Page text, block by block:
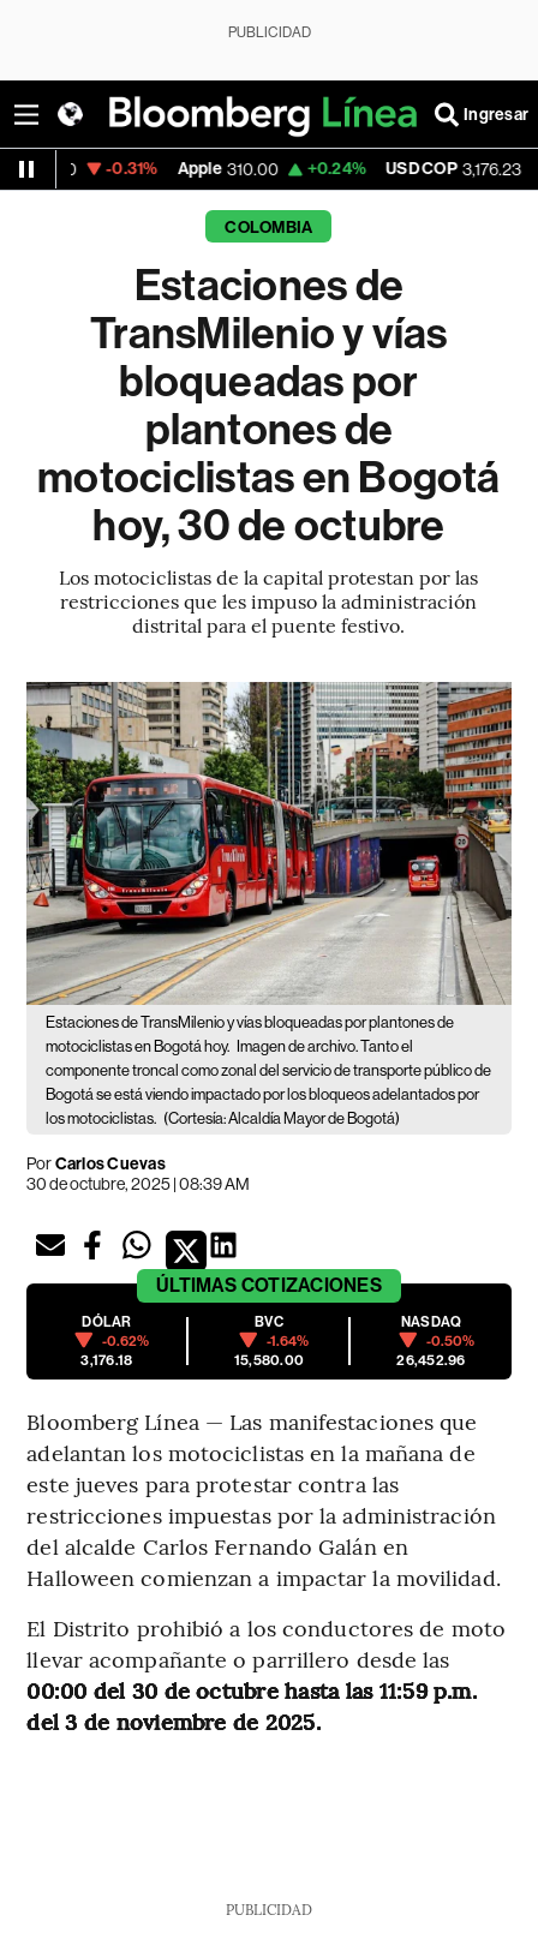
PUBLICIDAD
Ingresar
Apple 310.00 +0.24% USD COP 3,176.23 -0.62%
COLOMBIA
Estaciones de
TransMilenio y vías
bloqueadas por
plantones de
motociclistas en Bogotá
hoy, 30 de octubre
Los motociclistas de la capital protestan por las
restricciones que les impuso la administración
distrital para el puente festivo.
Estaciones de TransMilenio y vías bloqueadas por plantones de
motociclistas en Bogotá hoy. Imagen de archivo. Tanto el
componente troncal como zonal del servicio de transporte público de
Bogotá se está viendo impactado por los bloqueos adelantados por
los motociclistas. (Cortesía: Alcaldía Mayor de Bogotá)
PorCarlos Cuevas
30 de octubre, 2025 | 08:39 AM
ÚLTIMAS COTIZACIONES
DÓLAR
-0.62%
3,176.18
BVC
-1.64%
15,580.00
NASDAQ
-0.50%
26,452.96
Bloomberg Línea — Las manifestaciones que
adelantan los motociclistas en la mañana de
este jueves para protestar contra las
restricciones impuestas por la administración
del alcalde Carlos Fernando Galán en
Halloween comienzan a impactar la movilidad.
El Distrito prohibió a los conductores de moto
llevar acompañante o parrillero desde las
00:00 del 30 de octubre hasta las 11:59 p.m.
del 3 de noviembre de 2025.
PUBLICIDAD